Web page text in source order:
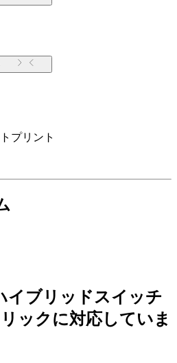
プリント
イブリッドスイッチ
ックに対応していま